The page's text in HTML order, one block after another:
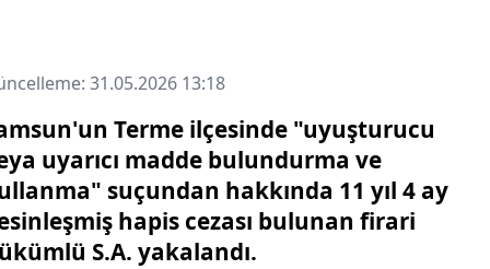
31.05.2026 13:18
Terme ilçesinde "uyuşturucu
uyarıcı madde bulundurma ve
suçundan hakkında 11 yıl 4 ay
hapis cezası bulunan firari
S.A. yakalandı.